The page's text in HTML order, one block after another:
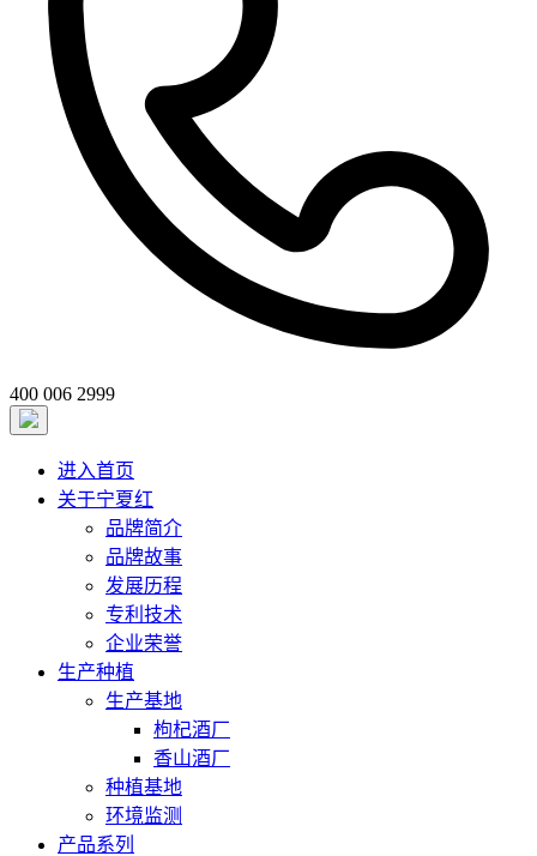
400 006 2999
进入首页
关于宁夏红
品牌简介
品牌故事
发展历程
专利技术
企业荣誉
生产种植
生产基地
枸杞酒厂
香山酒厂
种植基地
环境监测
产品系列